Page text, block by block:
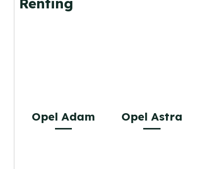
Opel Adam Opel Astra